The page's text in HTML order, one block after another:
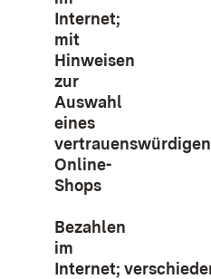
Internet;
mit
Hinweisen
zur
Auswahl
eines
vertrauenswürdigen
Online-
Shops
Bezahlen
im
Internet;